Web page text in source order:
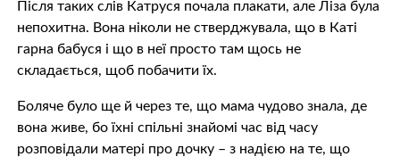
Після таких слів Катруся почала плакати, але Ліза була
непохитна. Вона ніколи не стверджувала, що в Каті
гарна бабуся і що в неї просто там щось не
складається, щоб побачити їх.
Бoлячe було ще й через те, що мама чудово знала, де
вона живе, бо їхні спільні знайомі час від часу
розповідали матері про дочку – з надією на те, що